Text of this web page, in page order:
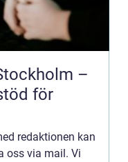
–
för
redaktionen kan
oss via mail. Vi